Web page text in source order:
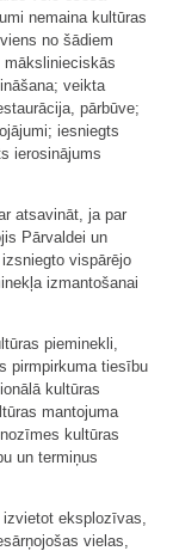
nemaina kultūras
no šādiem
veikta
pārbūve;
iesniegts
ierosinājums
atsavināt, ja par
Pārvaldei un
vispārējo
izmantošanai
pieminekli,
pirmpirkuma tiesību
kultūras
mantojuma
kultūras
un termiņus
izvietot eksplozīvas,
vielas,